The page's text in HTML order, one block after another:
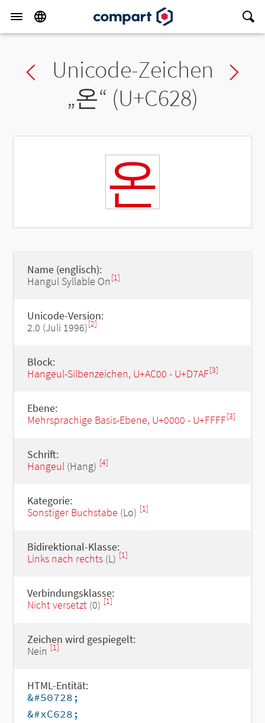
Previous char
Unicode-Zeichen
„온“ (U+C628)
온
Name (englisch):
Hangul Syllable On [1]
Unicode-Version:
2.0 (Juli 1996)[2]
Block:
Hangeul-Silbenzeichen, U+AC00 - U+D7AF[3]
Ebene:
Mehrsprachige Basis-Ebene, U+0000 - U+FFFF[3]
Schrift:
Hangeul(Hang) [4]
Kategorie:
Sonstiger Buchstabe (Lo) [1]
Bidirektional-Klasse:
Links nach rechts(L) [1]
Verbindungsklasse:
Nicht versetzt(0) [1]
Zeichen wird gespiegelt:
Nein [1]
HTML-Entität:
&#50728;
&#xC628;